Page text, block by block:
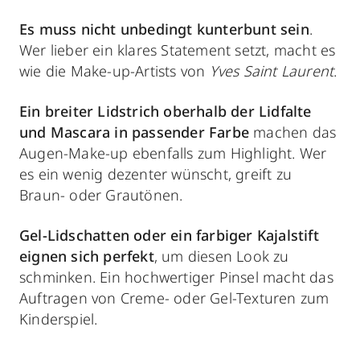
Es muss nicht unbedingt kunterbunt sein.
Wer lieber ein klares Statement setzt, macht es
wie die Make-up-Artists von Yves Saint Laurent.
Ein breiter Lidstrich oberhalb der Lidfalte
und Mascara in passender Farbe machen das
Augen-Make-up ebenfalls zum Highlight. Wer
es ein wenig dezenter wünscht, greift zu
Braun- oder Grautönen.
Gel-Lidschatten oder ein farbiger Kajalstift
eignen sich perfekt, um diesen Look zu
schminken. Ein hochwertiger Pinsel macht das
Auftragen von Creme- oder Gel-Texturen zum
Kinderspiel.